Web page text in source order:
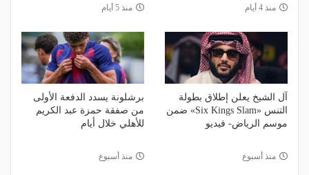
منذ 4 أيام منذ 5 أيام
آل الشيخ يعلن إطلاق بطولة
التنس «Six Kings Slam» ضمن
موسم الرياض- فيديو
منذ أسبوع
برشلونة يسدد الدفعة الأولى
من صفقة حمزة عبد الكريم
للأهلي خلال أيام
منذ أسبوع